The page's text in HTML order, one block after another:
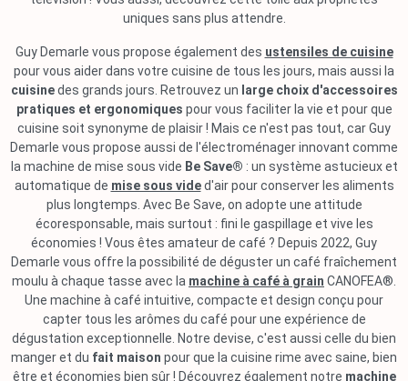
uniques sans plus attendre.
Guy Demarle vous propose également des ustensiles de cuisine
pour vous aider dans votre cuisine de tous les jours, mais aussi la
cuisinedes grands jours. Retrouvez un large choix d'accessoires
pratiques et ergonomiques pour vous faciliter la vie et pour que
cuisine soit synonyme de plaisir ! Mais ce n'est pas tout, car Guy
Demarle vous propose aussi de l'électroménager innovant comme
la machine de mise sous vide Be Save® : un système astucieux et
automatique de mise sous vided'air pour conserver les aliments
plus longtemps. Avec Be Save, on adopte une attitude
écoresponsable, mais surtout : fini le gaspillage et vive les
économies ! Vous êtes amateur de café ? Depuis 2022, Guy
Demarle vous offre la possibilité de déguster un café fraîchement
moulu à chaque tasse avec la machine à café à grain CANOFEA®.
Une machine à café intuitive, compacte et design conçu pour
capter tous les arômes du café pour une expérience de
dégustation exceptionnelle. Notre devise, c'est aussi celle du bien
manger et du fait maison pour que la cuisine rime avec saine, bien
être et économies bien sûr ! Découvrez également notre machine